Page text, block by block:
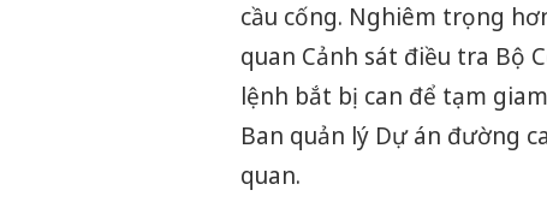
cầu cống. Nghiêm trọng
quan Cảnh sát điều tra Bộ
lệnh bắt bị can để tạm
Ban quản lý Dự án đường
quan.